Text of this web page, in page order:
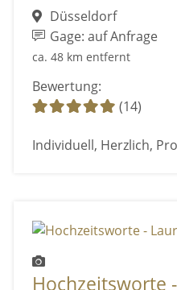
Düsseldorf
Gage: auf Anfrage
ca. 48 km entfernt
Bewertung:
(14)
Individuell, Herzlich,
Hochzeitsworte